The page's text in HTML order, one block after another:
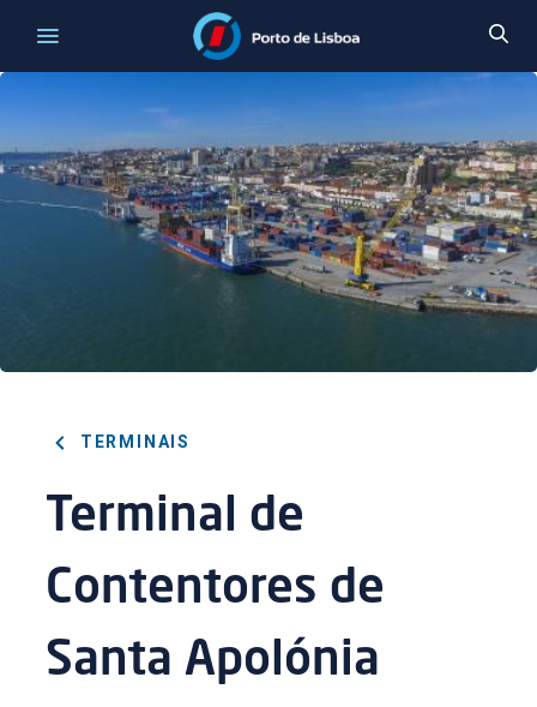
TERMINAIS
Terminal de
Contentores de
Santa Apolónia